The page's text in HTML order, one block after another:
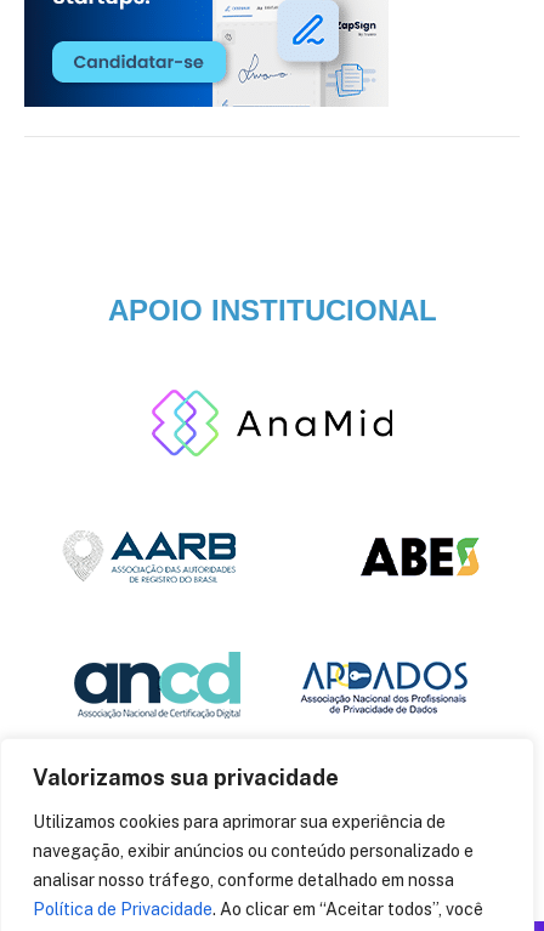
Valorizamos sua privacidade
Utilizamos cookies para aprimorar sua experiência de
navegação, exibir anúncios ou conteúdo personalizado e
analisar nosso tráfego, conforme detalhado em nossa
Política de Privacidade. Ao clicar em “Aceitar todos”, você
APOIO INSTITUCIONAL